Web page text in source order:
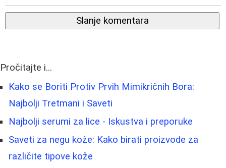
Slanje komentara
Pročitajte i...
Kako se Boriti Protiv Prvih Mimikričnih Bora:
Najbolji Tretmani i Saveti
Najbolji serumi za lice - Iskustva i preporuke
Saveti za negu kože: Kako birati proizvode za
različite tipove kože